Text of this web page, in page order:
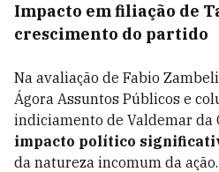
Impacto em filiação de
crescimento do partido
Na avaliação de Fabio
Ágora Assuntos Públicos e
indiciamento de Valdemar da
impacto político
da natureza incomum da